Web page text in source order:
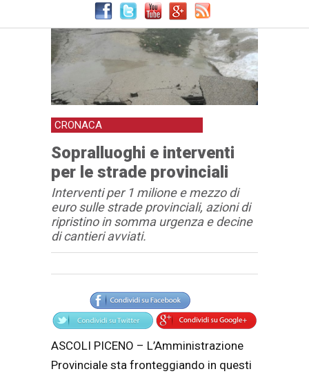
CRONACA
Sopralluoghi e interventi
per le strade provinciali
Interventi per 1 milione e mezzo di
euro sulle strade provinciali, azioni di
ripristino in somma urgenza e decine
di cantieri avviati.
Articolo
Testo articolo principale
ASCOLI PICENO – L’Amministrazione
Provinciale sta fronteggiando in questi